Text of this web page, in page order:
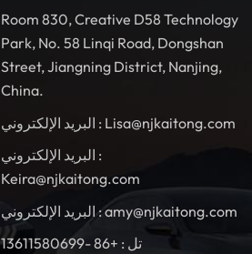
Room 830, Creative D58 Technology
Park, No. 58 Linqi Road, Dongshan
Street, Jiangning District, Nanjing,
China.
البريد الإلكتروني : Lisa@njkaitong.com
البريد الإلكتروني :
Keira@njkaitong.com
البريد الإلكتروني : amy@njkaitong.com
تل : +86 -13611580699